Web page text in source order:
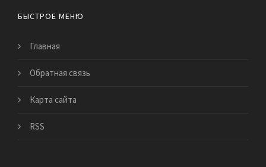
БЫСТРОЕ МЕНЮ
Главная
Обратная связь
Карта сайта
RSS